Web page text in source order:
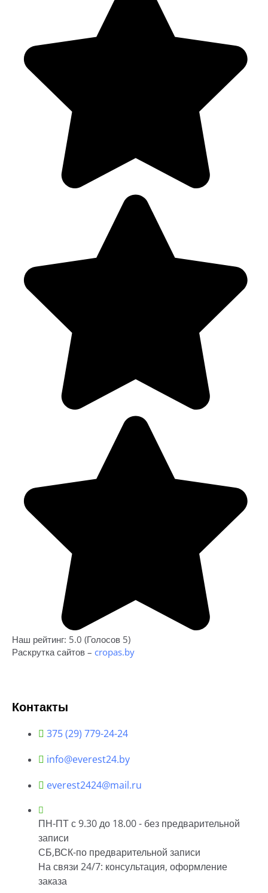
Наш рейтинг: 5.0 (Голосов 5)
Раскрутка сайтов – cropas.by
Контакты
375 (29) 779-24-24
info@everest24.by
everest2424@mail.ru
ПН-ПТ с 9.30 до 18.00 - без предварительной
записи
СБ,ВСК-по предварительной записи
На связи 24/7: консультация, оформление
заказа